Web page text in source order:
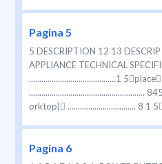
Pagina 5
5 DESCRIPTION 12 13
APPLIANCE TECHNICAL
..........................................1
orktop) ................................. 8 1
Pagina 6